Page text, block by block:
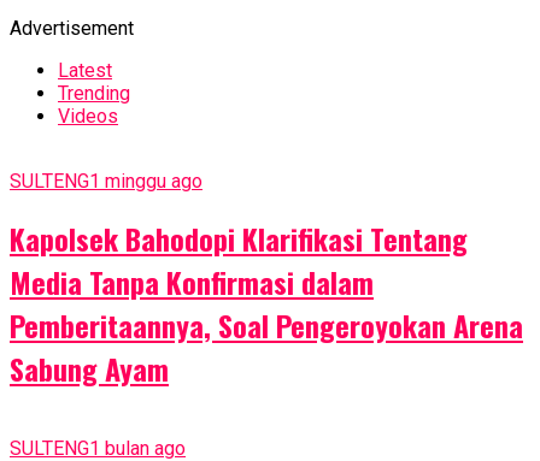
Advertisement
Latest
Trending
Videos
SULTENG1 minggu ago
Kapolsek Bahodopi Klarifikasi Tentang
Media Tanpa Konfirmasi dalam
Pemberitaannya, Soal Pengeroyokan Arena
Sabung Ayam
SULTENG1 bulan ago